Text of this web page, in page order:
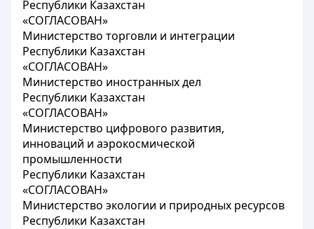
Республики Казахстан
«СОГЛАСОВАН»
Министерство торговли и интеграции
Республики Казахстан
«СОГЛАСОВАН»
Министерство иностранных дел
Республики Казахстан
«СОГЛАСОВАН»
Министерство цифрового развития,
инноваций и аэрокосмической
промышленности
Республики Казахстан
«СОГЛАСОВАН»
Министерство экологии и природных ресурсов
Республики Казахстан